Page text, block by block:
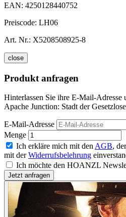
EAN: 4250128440752
Preiscode: LH06
Art. Nr.: X5208508925-8
close
Produkt anfragen
Hinterlassen Sie ihre E-Mail-
Apache Junction: Stadt der
E-Mail-Adresse
Menge
Ich erkläre mich mit den AGB,
mit derWiderrufsbelehrung
Ich möchte den HOANZL